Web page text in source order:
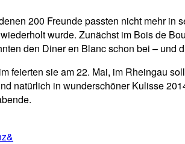
200 Freunde passten nicht mehr in
wurde. Zunächst im Bois de
den Diner en Blanc schon bei – und
sie am 22. Mai, im Rheingau
natürlich in wunderschöner Kulisse